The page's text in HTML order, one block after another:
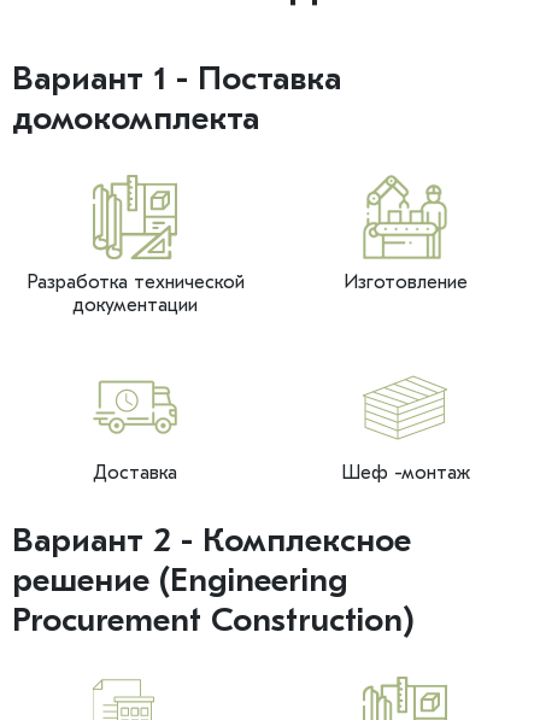
Вариант 1 - Поставка
домокомплекта
Разработка технической
документации
Изготовление
Доставка Шеф -монтаж
Вариант 2 - Комплексное
решение (Engineering
Procurement Construction)